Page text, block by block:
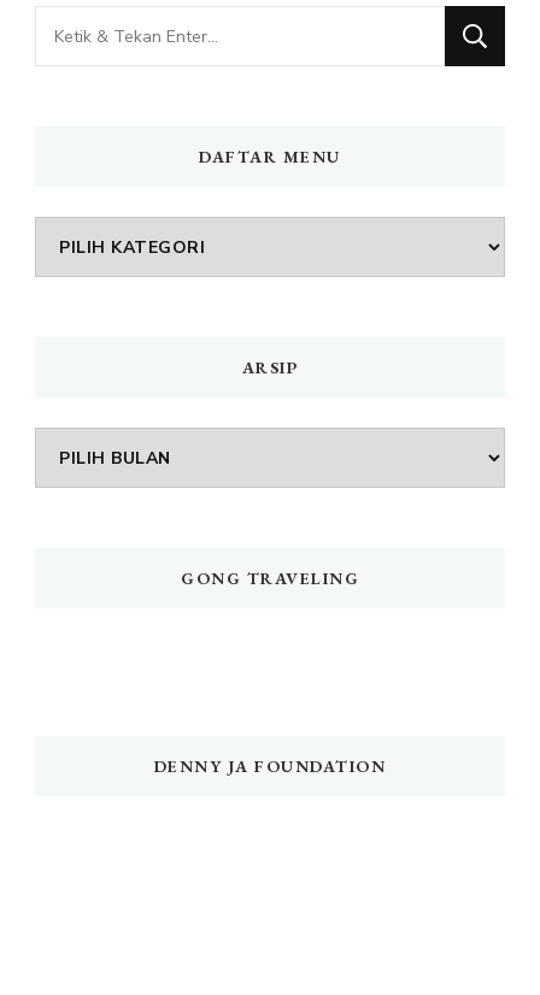
Mencari
Sesuatu?
DAFTAR MENU
DAFTAR
MENU
ARSIP
Arsip
GONG TRAVELING
DENNY JA FOUNDATION